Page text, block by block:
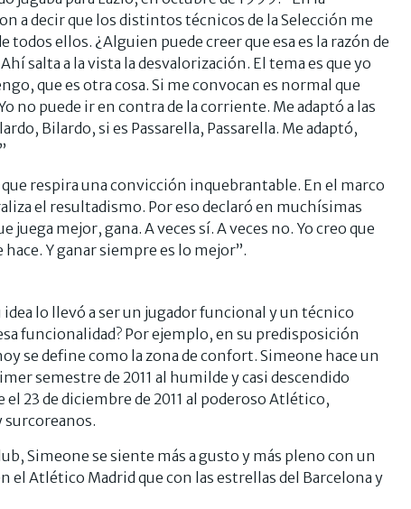
a decir que los distintos técnicos de la Selección me
todos ellos. ¿Alguien puede creer que esa es la razón de
salta a la vista la desvalorización. El tema es que yo
que es otra cosa. Si me convocan es normal que
no puede ir en contra de la corriente. Me adaptó a las
Bilardo, si es Passarella, Passarella. Me adaptó,
respira una convicción inquebrantable. En el marco
el resultadismo. Por eso declaró en muchísimas
juega mejor, gana. A veces sí. A veces no. Yo creo que
Y ganar siempre es lo mejor”.
idea lo llevó a ser un jugador funcional y un técnico
funcionalidad? Por ejemplo, en su predisposición
se define como la zona de confort. Simeone hace un
semestre de 2011 al humilde y casi descendido
23 de diciembre de 2011 al poderoso Atlético,
surcoreanos.
Simeone se siente más a gusto y más pleno con un
el Atlético Madrid que con las estrellas del Barcelona y